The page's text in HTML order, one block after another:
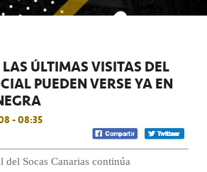
ÚLTIMAS VISITAS DEL
PUEDEN VERSE YA EN
- 08:35
Socas Canarias continúa